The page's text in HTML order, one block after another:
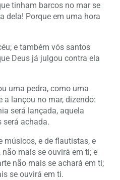
tinham barcos no mar se
dela! Porque em uma hora
e também vós santos
Deus já julgou contra ela
uma pedra, como uma
a lançou no mar, dizendo:
será lançada, aquela
será achada.
músicos, e de flautistas, e
mais se ouvirá em ti; e
não mais se achará em ti;
se ouvirá em ti.